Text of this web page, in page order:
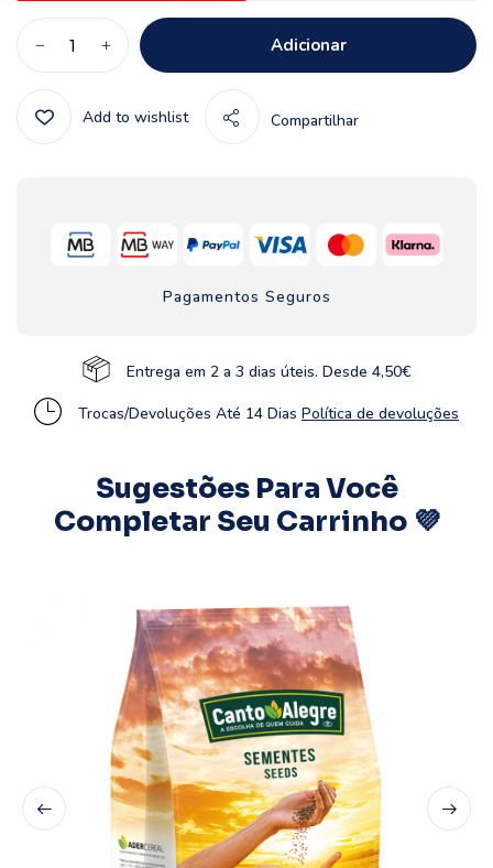
Adicionar
Add to wishlist Compartilhar
Pagamentos Seguros
Entrega em 2 a 3 dias úteis. Desde 4,50€
Trocas/Devoluções Até 14 Dias Política de devoluções
Sugestões Para Você
Completar Seu Carrinho 💜